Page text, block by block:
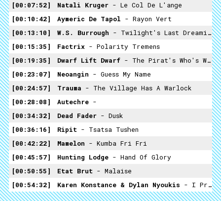
00:07:52
Natali Kruger - Le Col De L'ange
00:10:42
Aymeric De Tapol - Rayon Vert
00:13:10
W.S. Burrough - Twilight's Last Dreaming
00:15:35
Factrix - Polarity Tremens
00:19:35
Dwarf Lift Dwarf - The Pirat's Who's Who (Jolly Roger)
00:23:07
Neoangin - Guess My Name
00:24:57
Trauma - The Village Has A Warlock
00:28:08
Autechre -
00:34:32
Dead Fader - Dusk
00:36:16
Ripit - Tsatsa Tushen
00:42:22
Mamelon - Kumba Fri Fri
00:45:57
Hunting Lodge - Hand Of Glory
00:50:55
Etat Brut - Malaise
00:54:32
Karen Konstance & Dylan Nyoukis - I Prayed To An Egg